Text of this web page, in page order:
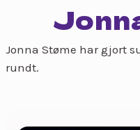
Jonna Støme har gjort
rundt.